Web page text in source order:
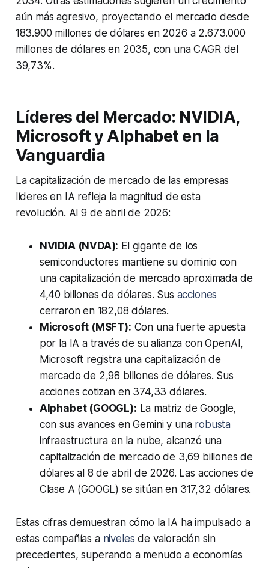
aún más agresivo, proyectando el mercado desde
183.900 millones de dólares en 2026 a 2.673.000
millones de dólares en 2035, con una CAGR del
39,73%.
Líderes del Mercado: NVIDIA,
Microsoft y Alphabet en la
Vanguardia
La capitalización de mercado de las empresas
líderes en IA refleja la magnitud de esta
revolución. Al 9 de abril de 2026:
NVIDIA (NVDA): El gigante de los
semiconductores mantiene su dominio con
una capitalización de mercado aproximada de
4,40 billones de dólares. Sus acciones
cerraron en 182,08 dólares.
Microsoft (MSFT): Con una fuerte apuesta
por la IA a través de su alianza con OpenAI,
Microsoft registra una capitalización de
mercado de 2,98 billones de dólares. Sus
acciones cotizan en 374,33 dólares.
Alphabet (GOOGL): La matriz de Google,
con sus avances en Gemini y una robusta
infraestructura en la nube, alcanzó una
capitalización de mercado de 3,69 billones de
dólares al 8 de abril de 2026. Las acciones de
Clase A (GOOGL) se sitúan en 317,32 dólares.
Estas cifras demuestran cómo la IA ha impulsado a
estas compañías a niveles de valoración sin
precedentes, superando a menudo a economías